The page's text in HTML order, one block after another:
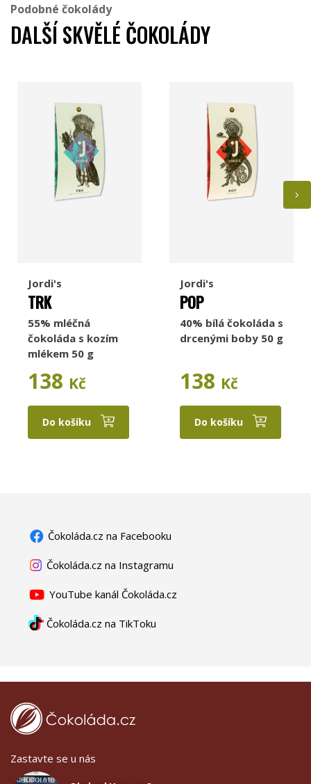
Podobné čokolády
DALŠÍ SKVĚLÉ ČOKOLÁDY
Jordi's
TRK
55% mléčná
čokoláda s kozím
mlékem 50 g
138 Kč
Do košíku
Jordi's
POP
40% bílá čokoláda s
drcenými boby 50 g
138 Kč
Do košíku
Čokoláda.cz na Facebooku
Čokoláda.cz na Instagramu
YouTube kanál Čokoláda.cz
Čokoláda.cz na TikToku
Zastavte se u nás